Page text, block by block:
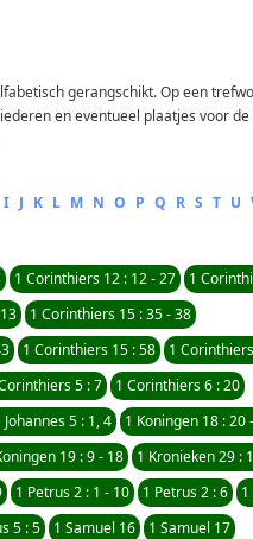
gerangschikt. Op een
en eventueel plaatjes voor
I J K L M N O P Q R S T U
1 Corinthiers 12 : 12 - 27
1
1 Corinthiers 15 : 35 - 38
1 Corinthiers 15 : 58
1
5 : 7
1 Corinthiers 6 : 20
Johannes 5 : 1, 4
1 Koningen 18 : 20
19 : 9 - 18
1 Kronieken 29 :
1 Petrus 2 : 1 - 10 1 Petrus 2 : 6
5 : 5 1 Samuel 16
1 Samuel 17